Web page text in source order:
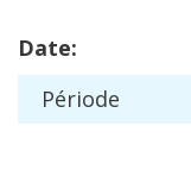
Date:
Période